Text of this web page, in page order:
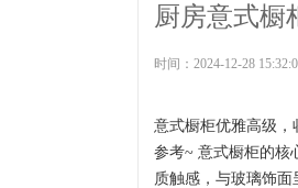
厨房意式橱
时间：2024-12-28
意式橱柜优雅高级
参考~ 意式橱柜的核
质触感，与玻璃饰